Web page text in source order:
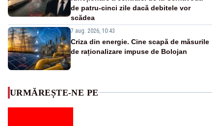
de patru-cinci zile dacă debitele vor
scădea
7 aug. 2026, 10:43
Criza din energie. Cine scapă de măsurile
de raționalizare impuse de Bolojan
URMĂREȘTE-NE PE